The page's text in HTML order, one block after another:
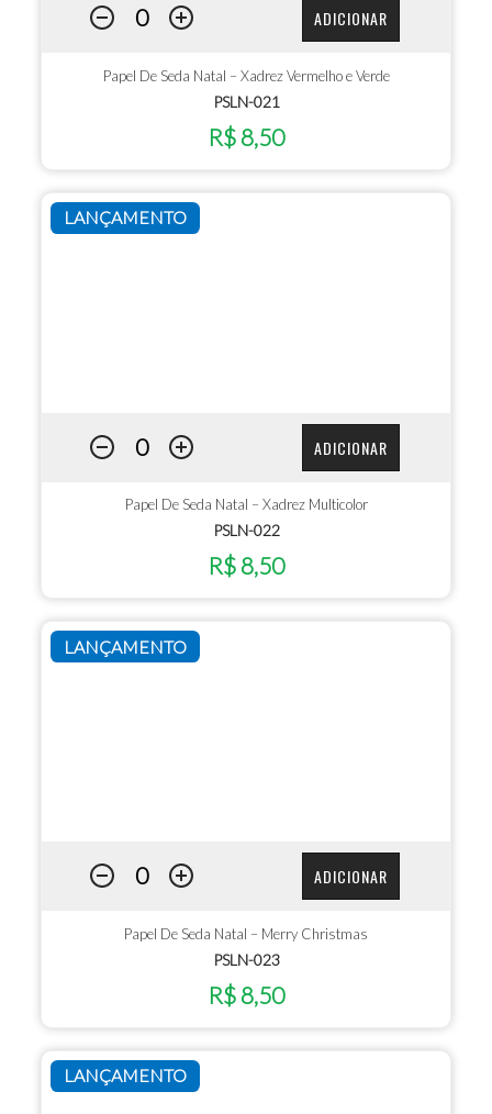
ADICIONAR
Papel De Seda Natal – Xadrez Vermelho e Verde
PSLN-021
R$ 8,50
LANÇAMENTO
ADICIONAR
Papel De Seda Natal – Xadrez Multicolor
PSLN-022
R$ 8,50
LANÇAMENTO
ADICIONAR
Papel De Seda Natal – Merry Christmas
PSLN-023
R$ 8,50
LANÇAMENTO